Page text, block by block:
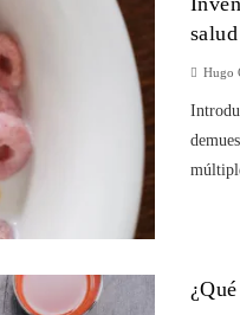
salud
Hugo